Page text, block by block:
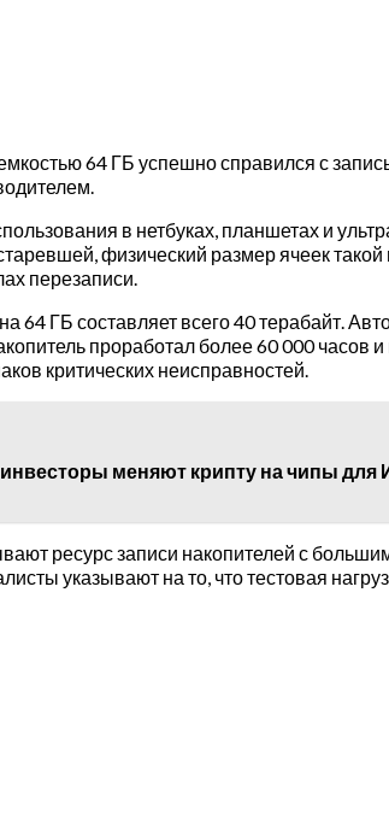
64 ГБ успешно справился с
в нетбуках, планшетах и
физический размер ячеек
перезаписи.
на 64 ГБ составляет всего 40 терабайт.
проработал более 60 000
критических неисправностей.
инвесторы меняют крипту на чипы
ресурс записи накопителей с
указывают на то, что тестовая